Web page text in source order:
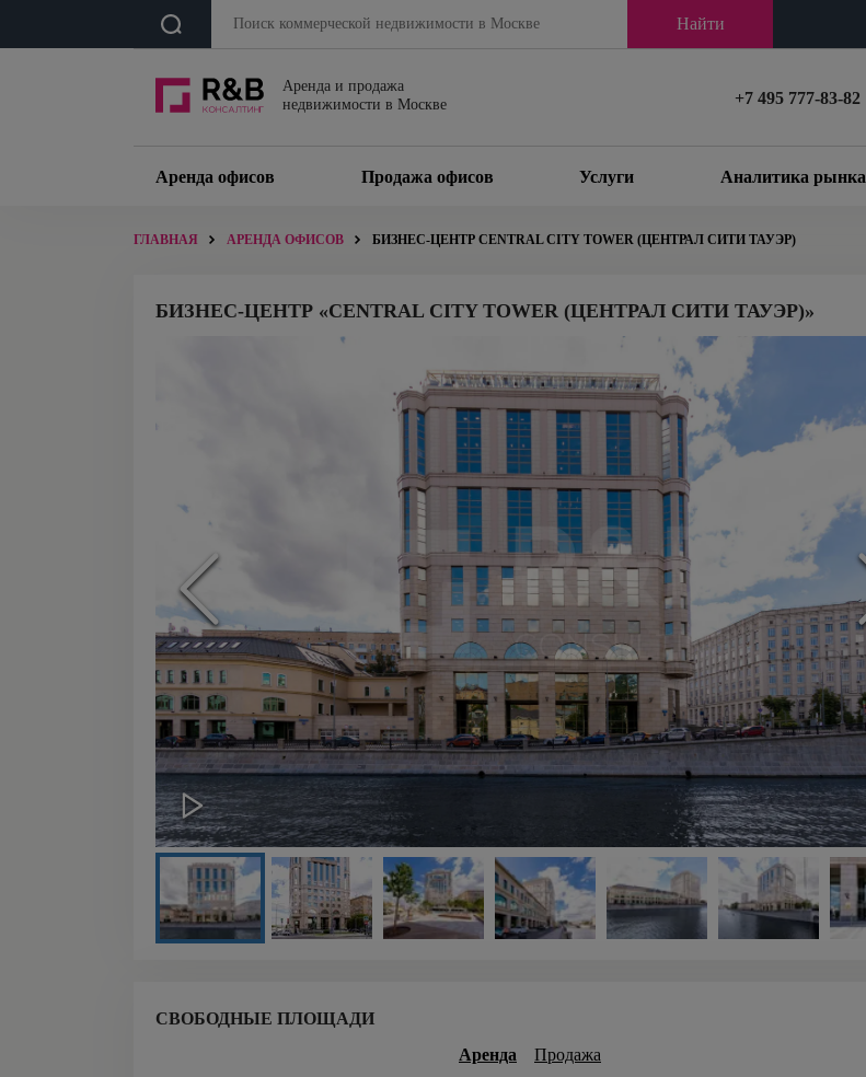
Найти
Аренда и продажа
недвижимости в Москве
+7 495 777-83-82
Аренда офисов Продажа офисов Услуги Аналитика рынка
ГЛАВНАЯ АРЕНДА ОФИСОВ БИЗНЕС-ЦЕНТР CENTRAL CITY TOWER (ЦЕНТРАЛ СИТИ ТАУЭР)
БИЗНЕС-ЦЕНТР «CENTRAL CITY TOWER (ЦЕНТРАЛ СИТИ ТАУЭР)»
СВОБОДНЫЕ ПЛОЩАДИ
Аренда
Продажа